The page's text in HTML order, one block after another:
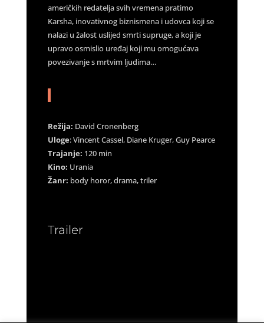
američkih redatelja svih vremena pratimo
Karsha, inovativnog biznismena i udovca koji se
nalazi u žalost uslijed smrti supruge, a koji je
upravo osmislio uređaj koji mu omogućava
povezivanje s mrtvim ljudima…
Režija: David Cronenberg
Uloge: Vincent Cassel, Diane Kruger, Guy Pearce
Trajanje: 120 min
Kino: Urania
Žanr: body horor, drama, triler
Trailer